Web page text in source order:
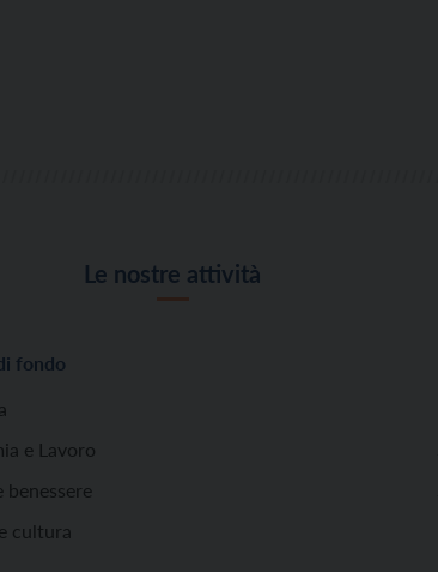
Le nostre attività
fondo
e Lavoro
benessere
cultura